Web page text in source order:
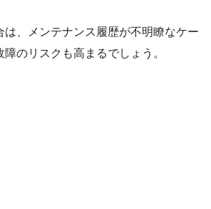
は、メンテナンス履歴が不明瞭なケー
のリスクも高まるでしょう。